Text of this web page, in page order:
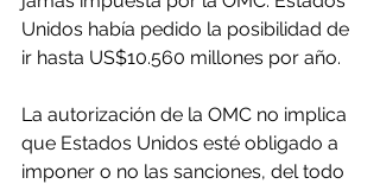
Unidos había pedido la posibilidad de
ir hasta US$10.560 millones por año.
La autorización de la OMC no implica
que Estados Unidos esté obligado a
imponer o no las sanciones, del todo